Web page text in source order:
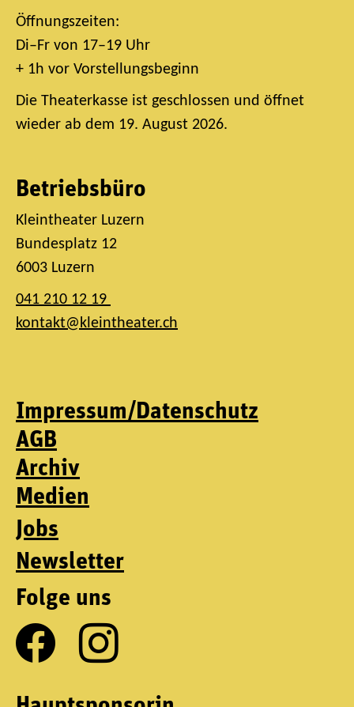
Öffnungszeiten:
Di–Fr von 17–19 Uhr
+ 1h vor Vorstellungsbeginn
Die Theaterkasse ist geschlossen und öffnet
wieder ab dem 19. August 2026.
Betriebsbüro
Kleintheater Luzern
Bundesplatz 12
6003 Luzern
041 210 12 19
kontakt@kleintheater.ch
Impressum/Datenschutz
AGB
Archiv
Medien
Jobs
Newsletter
Folge uns